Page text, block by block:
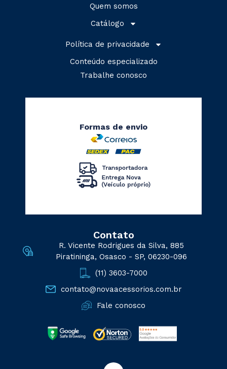
Quem somos
Catálogo
Política de privacidade
Conteúdo especializado
Trabalhe conosco
Formas de envio
Contato
R. Vicente Rodrigues da Silva, 885
Piratininga, Osasco - SP, 06230-096
(11) 3603-7000
contato@novaacessorios.com.br
Fale conosco